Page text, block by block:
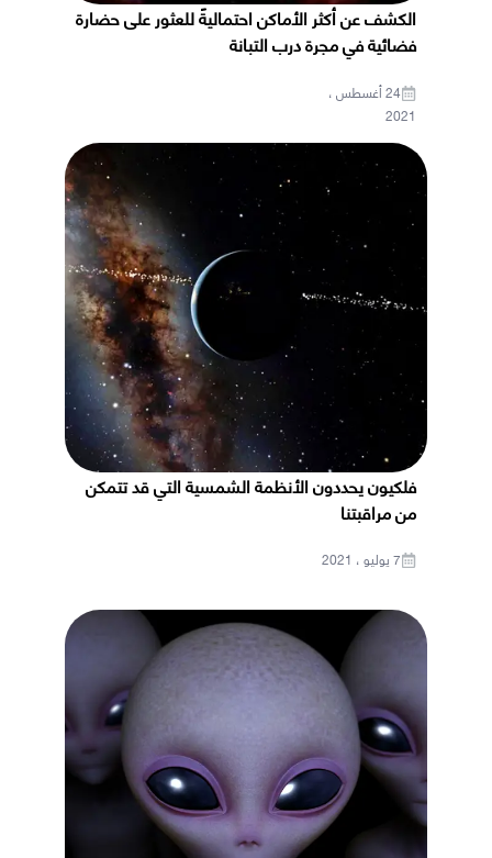
الكشف عن أكثر الأماكن احتماليةً للعثور على حضارة
فضائية في مجرة درب التبانة
24 أغسطس ،
2021
فلكيون يحددون الأنظمة الشمسية التي قد تتمكن
من مراقبتنا
7 يوليو ، 2021